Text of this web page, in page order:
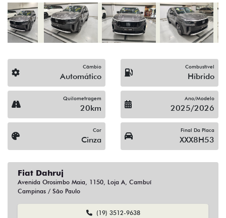
Cinza
Final Da Placa
XXX8H53
Avenida Orosimbo Maia, 1150, Loja A, Cambuí
Campinas / São Paulo
(19) 3512-9638
Solicitar proposta